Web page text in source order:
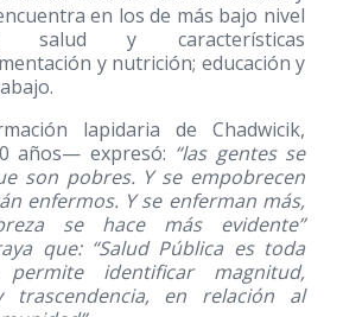
en los de más bajo nivel
salud y características
y nutrición; educación y
lapidaria de Chadwicik,
años— expresó: “las gentes se
son pobres. Y se empobrecen
enfermos. Y se enferman más,
se hace más evidente”
que: “Salud Pública es toda
identificar magnitud,
trascendencia, en relación al